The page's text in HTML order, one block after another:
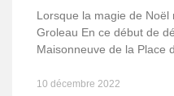
Lorsque la magie de
Groleau En ce début de
Maisonneuve de la Place
10 décembre 2022